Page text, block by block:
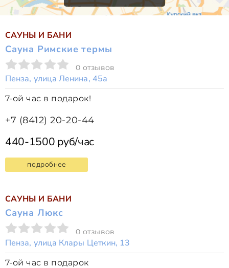
САУНЫ И БАНИ
Сауна Римские термы
0 отзывов
Пенза, улица Ленина, 45а
7-ой час в подарок!
+7 (8412) 20-20-44
440-1500 руб/час
подробнее
САУНЫ И БАНИ
Сауна Люкс
0 отзывов
Пенза, улица Клары Цеткин, 13
7-ой час в подарок